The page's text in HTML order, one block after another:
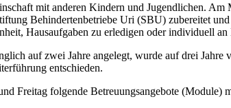
mit anderen Kindern und Jugendlichen. Am
Behindertenbetriebe Uri (SBU) zubereitet
Hausaufgaben zu erledigen oder individuell
auf zwei Jahre angelegt, wurde auf drei Jahre
entschieden.
Freitag folgende Betreuungsangebote (Module)